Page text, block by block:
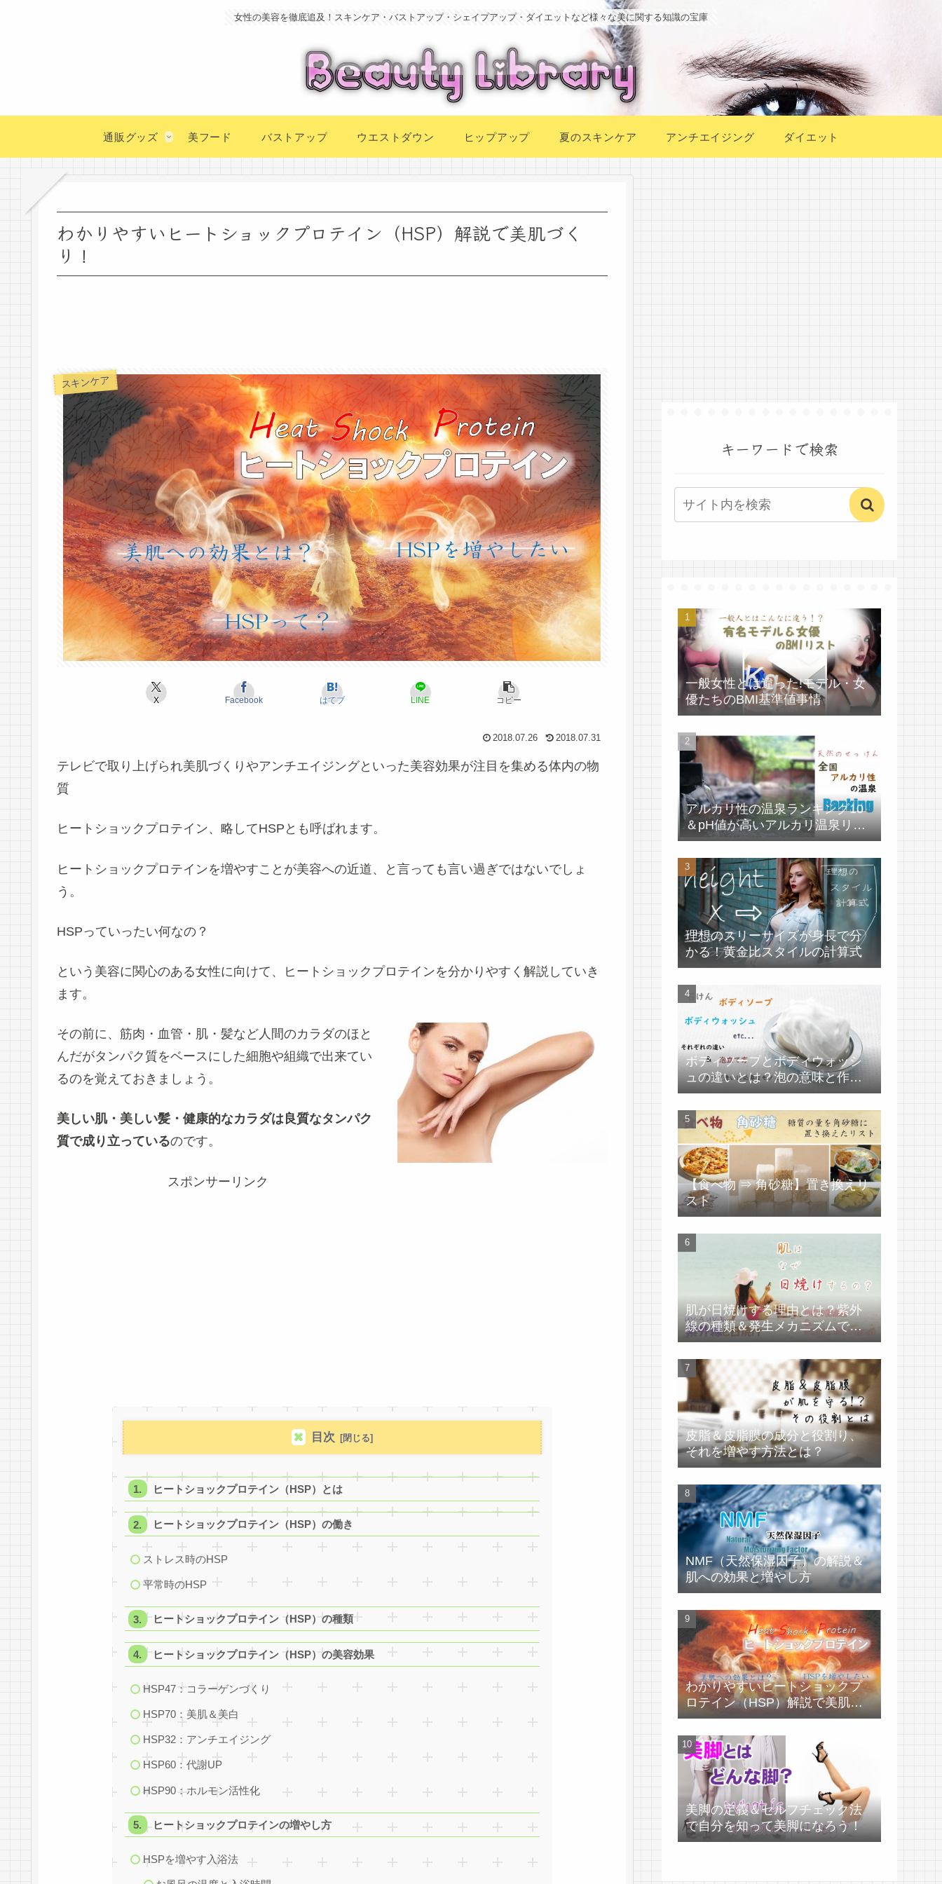
女性の美容を徹底追及！スキンケア・バストアップ・シェイプアップ・ダイエットなど様々な美に関する知識の宝庫
通販グッズ 美フード バストアップ ウエストダウン ヒップアップ 夏のスキンケア アンチエイジング ダイエット
わかりやすいヒートショックプロテイン（HSP）解説で美肌づく
り！
スキンケア
X Facebook はてブ LINE コピー
2018.07.26 2018.07.31
テレビで取り上げられ美肌づくりやアンチエイジングといった美容効果が注目を集める体内の物
質
ヒートショックプロテイン、略してHSP とも呼ばれます。
ヒートショックプロテインを増やすことが美容への近道、と言っても言い過ぎではないでしょ
う。
HSPっていったい何なの？
という美容に関心のある女性に向けて、ヒートショックプロテインを分かりやすく解説していき
ます。
その前に、筋肉・血管・肌・髪など人間のカラダのほと
んだがタンパク質をベースにした細胞や組織で出来てい
るのを覚えておきましょう。
美しい肌・美しい髪・健康的なカラダは良質なタンパク
質で成り立っているのです。
スポンサーリンク
目次
ヒートショックプロテイン（HSP）とは
ヒートショックプロテイン（HSP）の働き
ストレス時のHSP
平常時のHSP
ヒートショックプロテイン（HSP）の種類
ヒートショックプロテイン（HSP）の美容効果
HSP47：コラーゲンづくり
HSP70：美肌＆美白
HSP32：アンチエイジング
HSP60：代謝UP
HSP90：ホルモン活性化
ヒートショックプロテインの増やし方
HSPを増やす入浴法
キーワードで検索
一般女性とは違った!モデル・女
優たちのBMI基準値事情
アルカリ性の温泉ランキング10
＆pH値が高いアルカリ温泉リス
ト
理想のスリーサイズが身長で分
かる！黄金比スタイルの計算式
ボディソープとボディウォッシ
ュの違いとは？泡の意味と作り
方
【食べ物 ⇒ 角砂糖】置き換えリ
スト
肌が日焼けする理由とは？紫外
線の種類＆発生メカニズムで学
ぶ
皮脂＆皮脂膜の成分と役割り、
それを増やす方法とは？
NMF（天然保湿因子）の解説＆
肌への効果と増やし方
わかりやすいヒートショックプ
ロテイン（HSP）解説で美肌づ
くり！
美脚の定義＆セルフチェック法
で自分を知って美脚になろう！